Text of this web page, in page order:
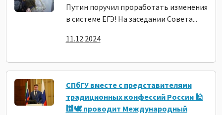
Путин поручил проработать изменения
в системе ЕГЭ! На заседании Совета...
11.12.2024
СПбГУ вместе с представителями
традиционных конфессий России 🕌
🕍🕊️ проводит Международный